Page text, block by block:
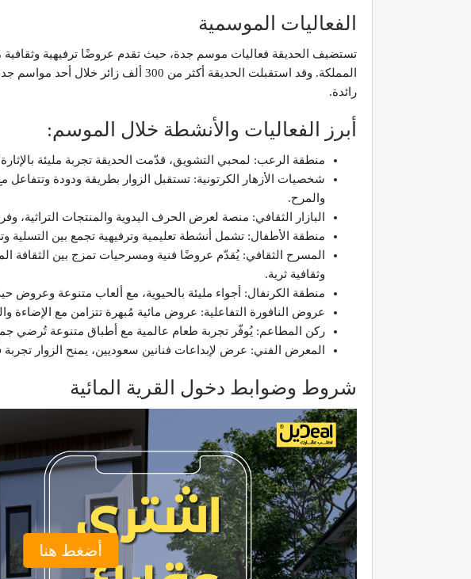
الفعاليات الموسمية
تستضيف الحديقة فعاليات موسم جدة، حيث تقدم عروضًا ترفيهية وثقافية
المملكة. وقد استقبلت الحديقة أكثر من 300
رائدة.
أبرز الفعاليات والأنشطة خلال الموسم:
منطقة الرعب: لمحبي التشويق، قدّمت الحديقة تجربة مليئة
شخصيات الأزهار الكرتونية: تستقبل الزوار بطريقة ودودة
والمرح.
البازار الثقافي: منصة لعرض الحرف اليدوية والمنتجات التراثية،
منطقة الأطفال: تشمل أنشطة تعليمية وترفيهية تجمع بين التسلية
المسرح الثقافي: يُقدّم عروضًا فنية ومسرحيات تمزج بين الثقافة
وثقافية ثرية.
منطقة الكرنفال: أجواء مليئة بالحيوية، مع ألعاب متنوعة وعروض
عروض النافورة التفاعلية: عروض مائية مُبهرة تتزامن مع
ركن المطاعم: يُوفّر تجربة طعام عالمية مع أطباق متنوعة تُرضي
المعرض الفني: عرض لإبداعات فنانين سعوديين، يمنح الزوار تجربة
شروط وضوابط دخول القرية المائية
أضغط هنا